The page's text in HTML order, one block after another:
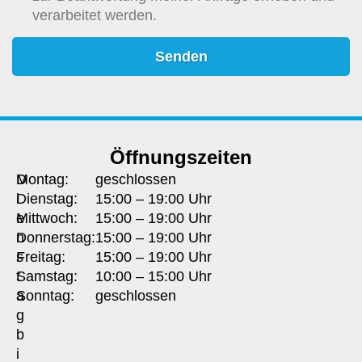
verarbeitet werden.
Senden
Öffnungszeiten
D
i
e
n
s
t
a
g
b
i
Montag:
Dienstag:
Mittwoch:
Donnerstag:
Freitag:
Samstag:
Sonntag:
geschlossen
15:00 – 19:00 Uhr
15:00 – 19:00 Uhr
15:00 – 19:00 Uhr
15:00 – 19:00 Uhr
10:00 – 15:00 Uhr
geschlossen